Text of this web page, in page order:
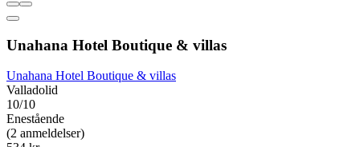
Unahana Hotel Boutique & villas
Unahana Hotel Boutique & villas
Valladolid
10/10
Enestående
(2 anmeldelser)